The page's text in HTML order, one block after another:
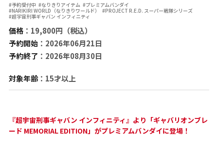
#予約受付中 #なりきりアイテム #プレミアムバンダイ
#NARIKIRI WORLD（なりきりワールド）
#PROJECT R.E.D. スーパー戦隊シリーズ
#超宇宙刑事ギャバン インフィニティ
価格：19,800円（税込）
予約開始：2026年06月21日
予約終了：2026年08月30日
対象年齢：15才以上
『超宇宙刑事ギャバン インフィニティ』より「ギャバリオンブレ
ード MEMORIAL EDITION」がプレミアムバンダイに登場！